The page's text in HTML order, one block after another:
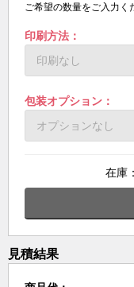
ご希望の数量をご入力く
印刷方法：
包装オプション：
在庫：
見積結果